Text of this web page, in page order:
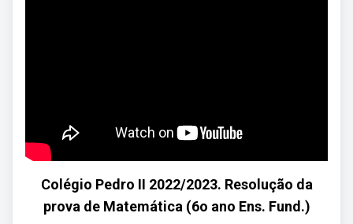
Colégio Pedro II 2022/2023. Resolução da
prova de Matemática (6o ano Ens. Fund.)